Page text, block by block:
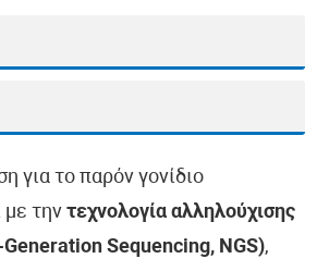
για το παρόν γονίδιο
με τηντεχνολογία αλληλούχισης
Generation Sequencing, NGS),